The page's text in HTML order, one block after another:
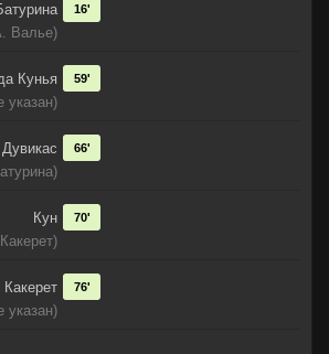
Валье)
16'
Кунья
указан)
59'
66'
Кун
70'
указан)
76'